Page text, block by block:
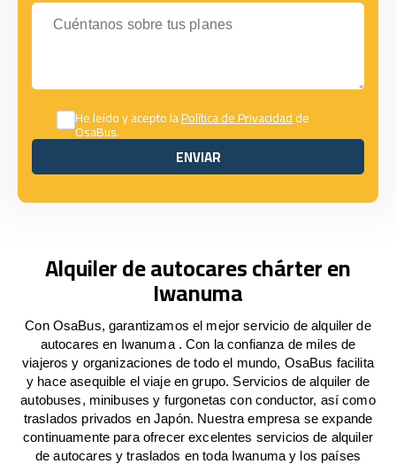
Cuéntanos sobre tus planes
He leído y acepto laPolítica de Privacidadde
OsaBus.
ENVIAR
ENVIAR
Alquiler de autocares chárter en
Iwanuma
Con OsaBus, garantizamos el mejor servicio de alquiler de
autocares en Iwanuma . Con la confianza de miles de
viajeros y organizaciones de todo el mundo, OsaBus facilita
y hace asequible el viaje en grupo. Servicios de alquiler de
autobuses, minibuses y furgonetas con conductor, así como
traslados privados en Japón. Nuestra empresa se expande
continuamente para ofrecer excelentes servicios de alquiler
de autocares y traslados en toda Iwanuma y los países